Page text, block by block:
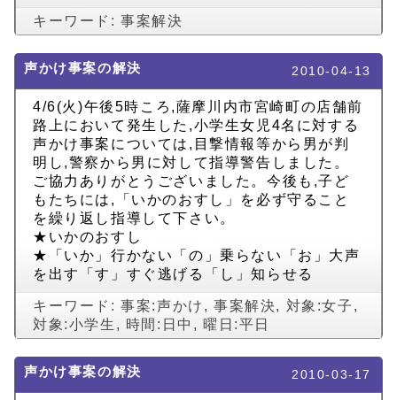
キーワード:事案解決
声かけ事案の解決 2010-04-13
4/6(火)午後5時ころ,薩摩川内市宮崎町の店舗前
路上において発生した,小学生女児4名に対する
声かけ事案については,目撃情報等から男が判
明し,警察から男に対して指導警告しました。
ご協力ありがとうございました。今後も,子ど
もたちには,「いかのおすし」を必ず守ること
を繰り返し指導して下さい。
★いかのおすし
★「いか」行かない「の」乗らない「お」大声
を出す「す」すぐ逃げる「し」知らせる
キーワード:事案:声かけ ,事案解決, 対象:女子 ,
対象:小学生 , 時間:日中 , 曜日:平日
声かけ事案の解決 2010-03-17